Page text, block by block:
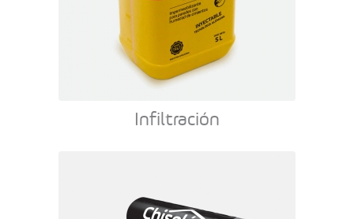
Infiltración